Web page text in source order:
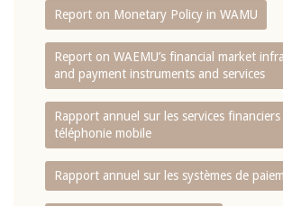
Report on Monetary Policy in WAMU
Report on WAEMU’s financial market
and payment instruments and services
Rapport annuel sur les services financiers
téléphonie mobile
Rapport annuel sur les systèmes de